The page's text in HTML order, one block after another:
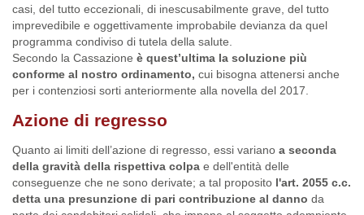
casi, del tutto eccezionali, di inescusabilmente grave, del tutto
imprevedibile e oggettivamente improbabile devianza da quel
programma condiviso di tutela della salute.
Secondo la Cassazione è quest’ultima la soluzione più
conforme al nostro ordinamento, cui bisogna attenersi anche
per i contenziosi sorti anteriormente alla novella del 2017.
Azione di regresso
Quanto ai limiti dell’azione di regresso, essi variano a seconda
della gravità della rispettiva colpa e dell'entità delle
conseguenze che ne sono derivate; a tal proposito l'art. 2055 c.c.
detta una presunzione di pari contribuzione al danno da